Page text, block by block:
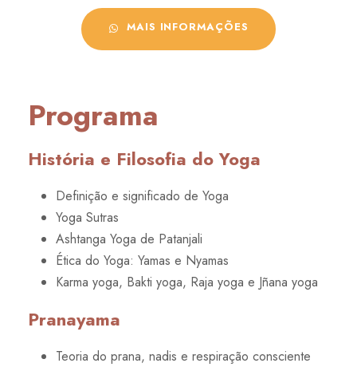
MAIS INFORMAÇÕES
Programa
História e Filosofia do Yoga
Definição e significado de Yoga
Yoga Sutras
Ashtanga Yoga de Patanjali
Ética do Yoga: Yamas e Nyamas
Karma yoga, Bakti yoga, Raja yoga e Jñana yoga
Pranayama
Teoria do prana, nadis e respiração consciente